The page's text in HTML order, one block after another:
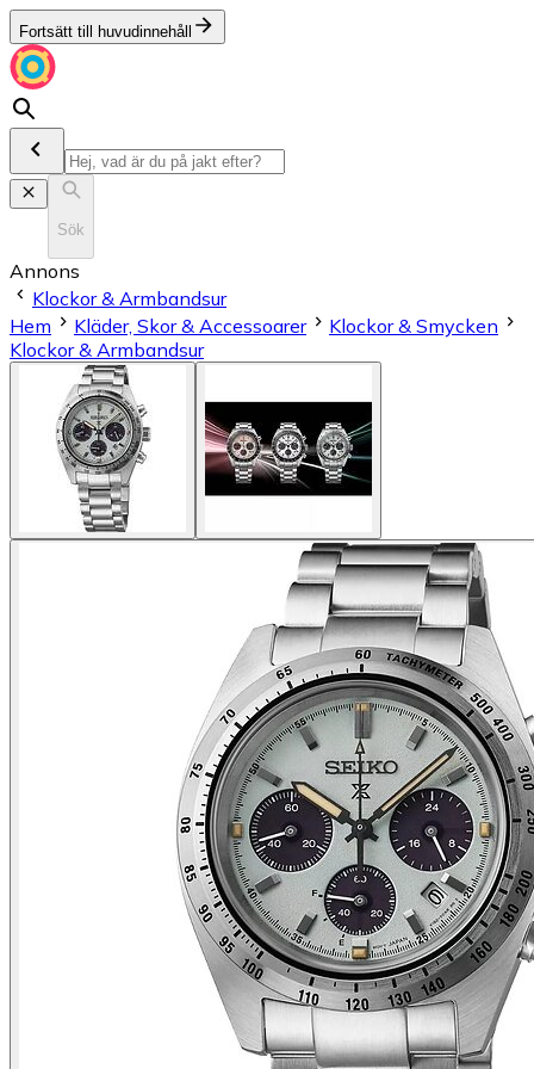
Fortsätt till huvudinnehåll
Sök
Annons
Klockor & Armbandsur
Hem
Kläder, Skor & Accessoarer
Klockor & Smycken
Klockor & Armbandsur